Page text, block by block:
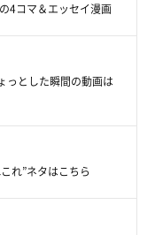
ん。つまり、
4コマ＆エッセイ漫画
っとした瞬間の動画は
れ”ネタはこちら